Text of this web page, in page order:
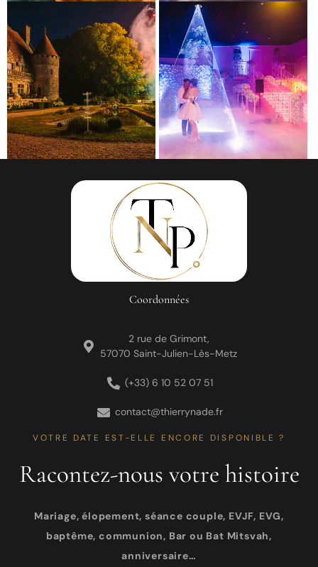
Coordonnées
2 rue de Grimont,
57070 Saint-Julien-Lès-Metz
(+33) 6 10 52 07 51
contact@thierrynade.fr
VOTRE DATE EST-ELLE ENCORE DISPONIBLE ?
Racontez-nous votre histoire
Mariage, élopement, séance couple, EVJF, EVG,
baptême, communion, Bar ou Bat Mitsvah,
anniversaire…